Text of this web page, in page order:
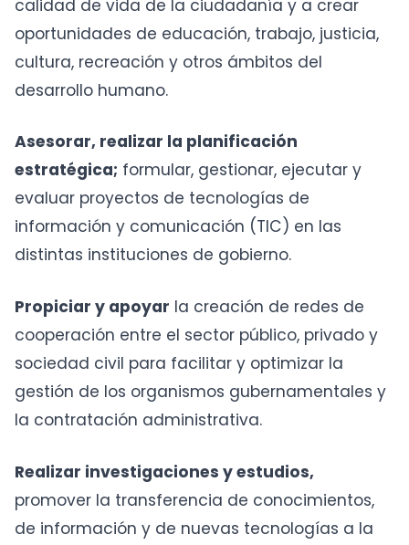
calidad de vida de la ciudadanía y a crear
oportunidades de educación, trabajo, justicia,
cultura, recreación y otros ámbitos del
desarrollo humano.
Asesorar, realizar la planificación
estratégica; formular, gestionar, ejecutar y
evaluar proyectos de tecnologías de
información y comunicación (TIC) en las
distintas instituciones de gobierno.
Propiciar y apoyar la creación de redes de
cooperación entre el sector público, privado y
sociedad civil para facilitar y optimizar la
gestión de los organismos gubernamentales y
la contratación administrativa.
Realizar investigaciones y estudios,
promover la transferencia de conocimientos,
de información y de nuevas tecnologías a la